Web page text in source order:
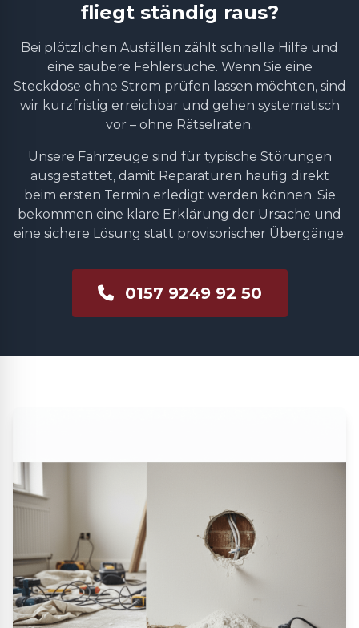
fliegt ständig raus?
Bei plötzlichen Ausfällen zählt schnelle Hilfe und
eine saubere Fehlersuche. Wenn Sie eine
Steckdose ohne Strom prüfen lassen möchten, sind
wir kurzfristig erreichbar und gehen systematisch
vor – ohne Rätselraten.
Unsere Fahrzeuge sind für typische Störungen
ausgestattet, damit Reparaturen häufig direkt
beim ersten Termin erledigt werden können. Sie
bekommen eine klare Erklärung der Ursache und
eine sichere Lösung statt provisorischer Übergänge.
0157 9249 92 50